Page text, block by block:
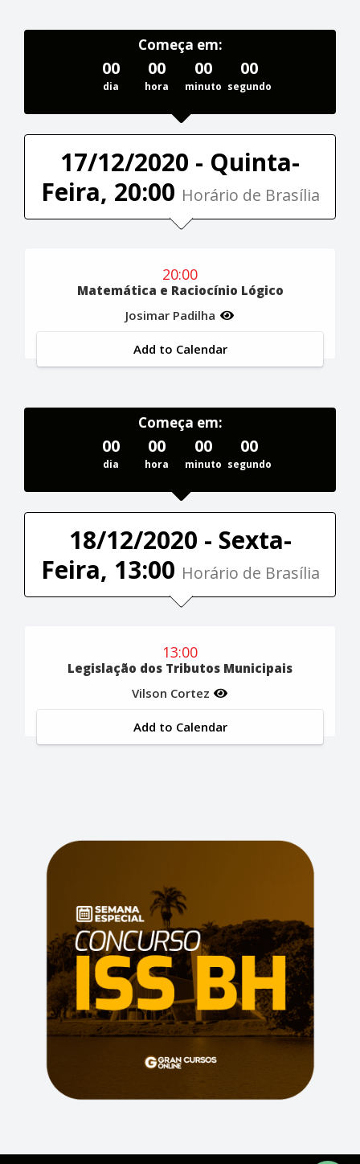
Começa em:
00
dia
00
hora
00
minuto
00
segundo
17/12/2020 - Quinta-
Feira, 20:00 Horário de Brasília
20:00
Matemática e Raciocínio Lógico
Josimar Padilha
Add to Calendar
Começa em:
00
dia
00
hora
00
minuto
00
segundo
18/12/2020 - Sexta-
Feira, 13:00 Horário de Brasília
13:00
Legislação dos Tributos Municipais
Vilson Cortez
Add to Calendar